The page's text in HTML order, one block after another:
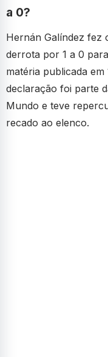
a 0?
Hernán Galíndez fez
derrota por 1 a 0
matéria publicada
declaração foi parte
Mundo e teve
recado ao elenco.